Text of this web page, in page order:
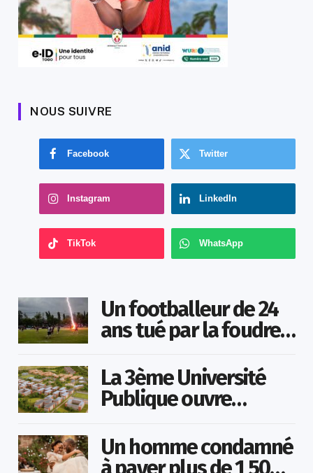
NOUS SUIVRE
Facebook Twitter
Instagram LinkedIn
TikTok WhatsApp
Un footballeur de 24
ans tué par la foudre
La 3ème Université
Publique ouvre
Un homme condamné
à payer plus de 1 500